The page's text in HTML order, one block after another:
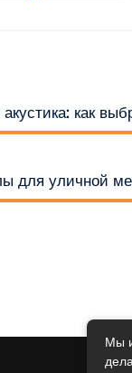
как
для уличной
Мы